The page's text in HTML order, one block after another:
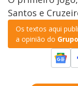
Santos e
Os textos aqui
a opinião do